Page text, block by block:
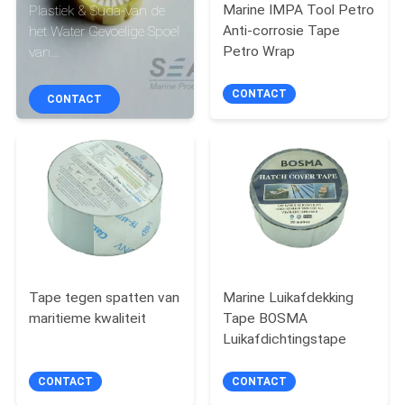
KWALITEITSCONTROLE
NEWS
SITEMAP
PRIVACY
POLICY
Plastiek & Suda-van de
het Water Gevoelige Spoel
van
Reddingsvesttoebehoren
Gele de Pillen
Herbewapenende
CONTACT
Marine IMPA Tool Petro
Anti-corrosie Tape
Petro Wrap
CONTACT
Tape tegen spatten van
maritieme kwaliteit
CONTACT
Marine Luikafdekking
Tape BOSMA
Luikafdichtingstape
CONTACT